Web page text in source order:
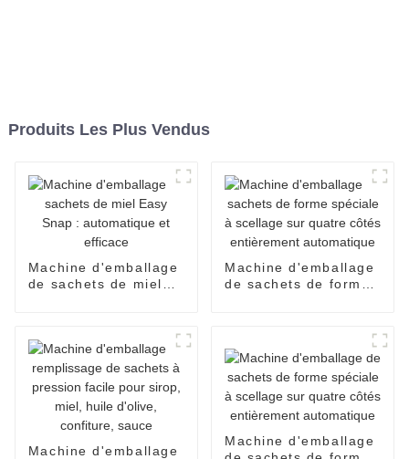
Produits Les Plus Vendus
Machine d'emballage
de sachets de miel
Machine d'emballage
de sachets de forme
automatique
Machine d'emballage
Machine d'emballage